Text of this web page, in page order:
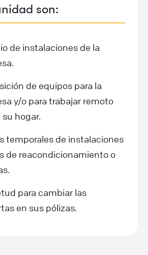
son:
de instalaciones de la
de equipos para la
y/o para trabajar remoto
hogar.
temporales de instalaciones
de reacondicionamiento o
para cambiar las
en sus pólizas.